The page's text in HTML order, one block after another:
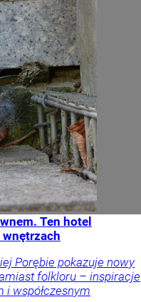
Ten hotel
Porębie pokazuje nowy
folkloru – inspiracje
i współczesnym